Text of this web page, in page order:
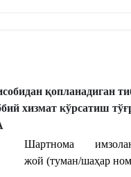
қопланадиган
хизмат кўрсатиш
Шартнома
жой (туман/шаҳар